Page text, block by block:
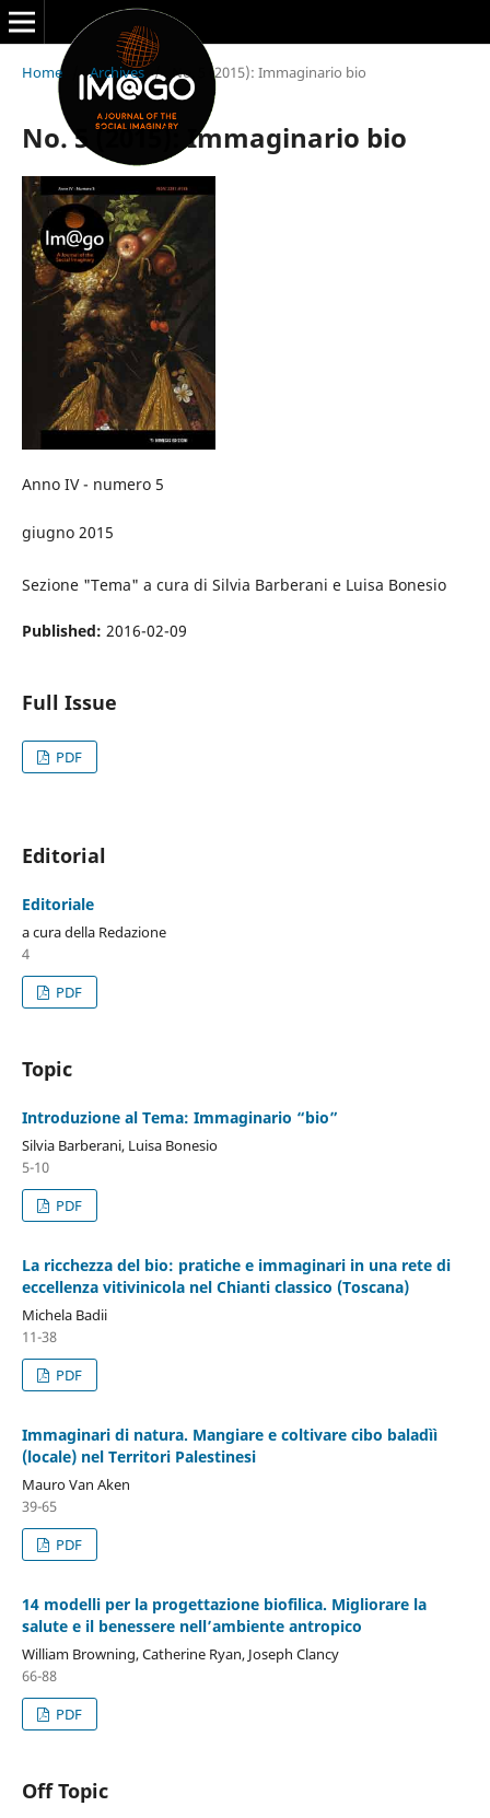
Home / Archives / No. 5 (2015): Immaginario bio
No. 5 (2015): Immaginario bio
Anno IV - numero 5
giugno 2015
Sezione "Tema" a cura di Silvia Barberani e Luisa Bonesio
Published: 2016-02-09
Full Issue
PDF
Editorial
Editoriale
a cura della Redazione
4
PDF
Topic
Introduzione al Tema: Immaginario “bio”
Silvia Barberani, Luisa Bonesio
5-10
PDF
La ricchezza del bio: pratiche e immaginari in una rete di
eccellenza vitivinicola nel Chianti classico (Toscana)
Michela Badii
11-38
PDF
Immaginari di natura. Mangiare e coltivare cibo baladìì
(locale) nel Territori Palestinesi
Mauro Van Aken
39-65
PDF
14 modelli per la progettazione biofilica. Migliorare la
salute e il benessere nell’ambiente antropico
William Browning, Catherine Ryan, Joseph Clancy
66-88
PDF
Off Topic